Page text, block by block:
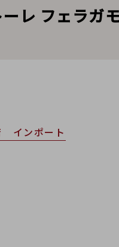
レ フェラガ
インポート